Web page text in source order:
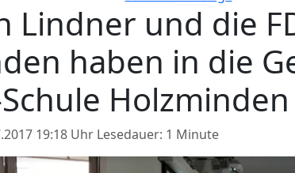
Lindner und die
haben in die
19:18 Uhr Lesedauer: 1 Minute